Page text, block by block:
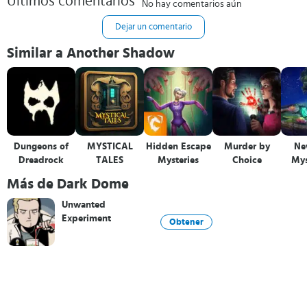
No hay comentarios aún
Dejar un comentario
Similar a Another Shadow
Dungeons of
Dreadrock
MYSTICAL
TALES
Hidden Escape
Mysteries
Murder by
Choice
Más de Dark Dome
Unwanted
Experiment
Obtener